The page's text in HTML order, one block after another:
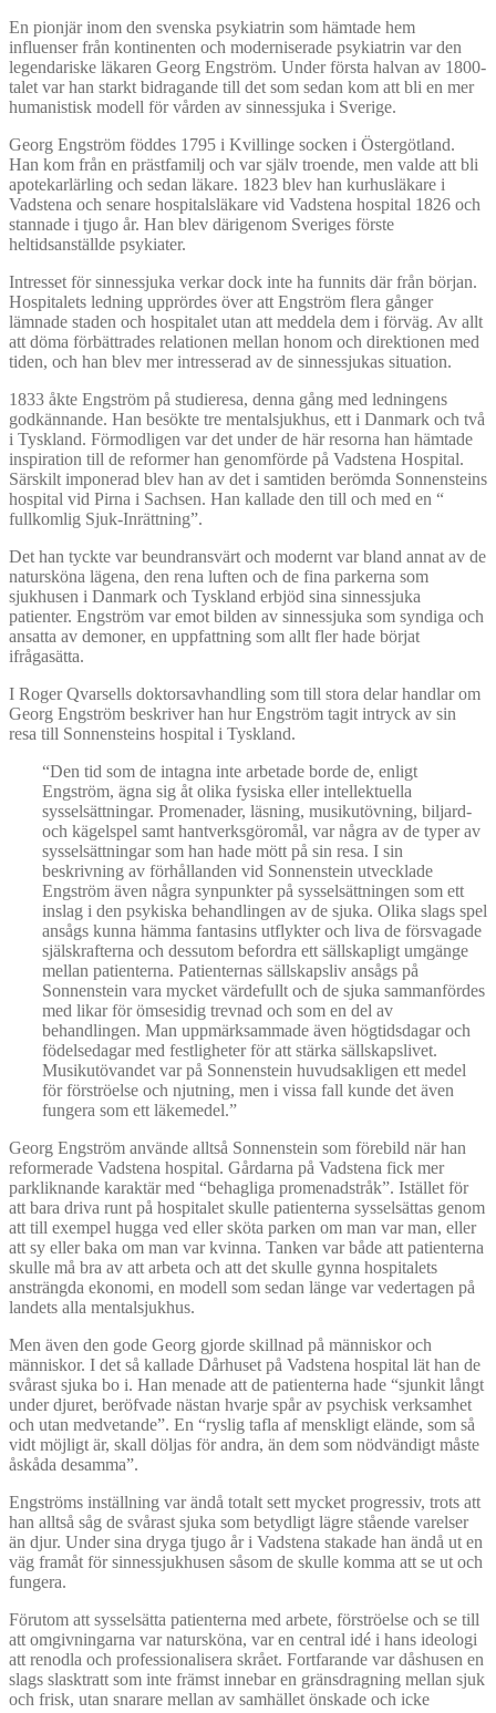
En pionjär inom den svenska psykiatrin som hämtade hem
influenser från kontinenten och moderniserade psykiatrin var den
legendariske läkaren Georg Engström. Under första halvan av 1800-
talet var han starkt bidragande till det som sedan kom att bli en mer
humanistisk modell för vården av sinnessjuka i Sverige.
Georg Engström föddes 1795 i Kvillinge socken i Östergötland.
Han kom från en prästfamilj och var själv troende, men valde att bli
apotekarlärling och sedan läkare. 1823 blev han kurhusläkare i
Vadstena och senare hospitalsläkare vid Vadstena hospital 1826 och
stannade i tjugo år. Han blev därigenom Sveriges förste
heltidsanställde psykiater.
Intresset för sinnessjuka verkar dock inte ha funnits där från början.
Hospitalets ledning upprördes över att Engström flera gånger
lämnade staden och hospitalet utan att meddela dem i förväg. Av allt
att döma förbättrades relationen mellan honom och direktionen med
tiden, och han blev mer intresserad av de sinnessjukas situation.
1833 åkte Engström på studieresa, denna gång med ledningens
godkännande. Han besökte tre mentalsjukhus, ett i Danmark och två
i Tyskland. Förmodligen var det under de här resorna han hämtade
inspiration till de reformer han genomförde på Vadstena Hospital.
Särskilt imponerad blev han av det i samtiden berömda Sonnensteins
hospital vid Pirna i Sachsen. Han kallade den till och med en “
fullkomlig Sjuk-Inrättning”.
Det han tyckte var beundransvärt och modernt var bland annat av de
natursköna lägena, den rena luften och de fina parkerna som
sjukhusen i Danmark och Tyskland erbjöd sina sinnessjuka
patienter. Engström var emot bilden av sinnessjuka som syndiga och
ansatta av demoner, en uppfattning som allt fler hade börjat
ifrågasätta.
I Roger Qvarsells doktorsavhandling som till stora delar handlar om
Georg Engström beskriver han hur Engström tagit intryck av sin
resa till Sonnensteins hospital i Tyskland.
“Den tid som de intagna inte arbetade borde de, enligt
Engström, ägna sig åt olika fysiska eller intellektuella
sysselsättningar. Promenader, läsning, musikutövning, biljard-
och kägelspel samt hantverksgöromål, var några av de typer av
sysselsättningar som han hade mött på sin resa. I sin
beskrivning av förhållanden vid Sonnenstein utvecklade
Engström även några synpunkter på sysselsättningen som ett
inslag i den psykiska behandlingen av de sjuka. Olika slags spel
ansågs kunna hämma fantasins utflykter och liva de försvagade
själskrafterna och dessutom befordra ett sällskapligt umgänge
mellan patienterna. Patienternas sällskapsliv ansågs på
Sonnenstein vara mycket värdefullt och de sjuka sammanfördes
med likar för ömsesidig trevnad och som en del av
behandlingen. Man uppmärksammade även högtidsdagar och
födelsedagar med festligheter för att stärka sällskapslivet.
Musikutövandet var på Sonnenstein huvudsakligen ett medel
för förströelse och njutning, men i vissa fall kunde det även
fungera som ett läkemedel.”
Georg Engström använde alltså Sonnenstein som förebild när han
reformerade Vadstena hospital. Gårdarna på Vadstena fick mer
parkliknande karaktär med “behagliga promenadstråk”. Istället för
att bara driva runt på hospitalet skulle patienterna sysselsättas genom
att till exempel hugga ved eller sköta parken om man var man, eller
att sy eller baka om man var kvinna. Tanken var både att patienterna
skulle må bra av att arbeta och att det skulle gynna hospitalets
ansträngda ekonomi, en modell som sedan länge var vedertagen på
landets alla mentalsjukhus.
Men även den gode Georg gjorde skillnad på människor och
människor. I det så kallade Dårhuset på Vadstena hospital lät han de
svårast sjuka bo i. Han menade att de patienterna hade “sjunkit långt
under djuret, beröfvade nästan hvarje spår av psychisk verksamhet
och utan medvetande”. En “ryslig tafla af menskligt elände, som så
vidt möjligt är, skall döljas för andra, än dem som nödvändigt måste
åskåda desamma”.
Engströms inställning var ändå totalt sett mycket progressiv, trots att
han alltså såg de svårast sjuka som betydligt lägre stående varelser
än djur. Under sina dryga tjugo år i Vadstena stakade han ändå ut en
väg framåt för sinnessjukhusen såsom de skulle komma att se ut och
fungera.
Förutom att sysselsätta patienterna med arbete, förströelse och se till
att omgivningarna var natursköna, var en central idé i hans ideologi
att renodla och professionalisera skrået. Fortfarande var dåshusen en
slags slasktratt som inte främst innebar en gränsdragning mellan sjuk
och frisk, utan snarare mellan av samhället önskade och icke